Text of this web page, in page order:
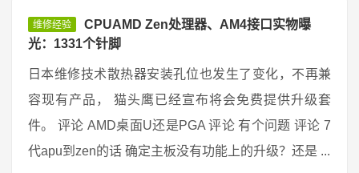
维修经验
CPUAMD Zen处理器、AM4接口实物曝
光：1331个针脚
日本维修技术散热器安装孔位也发生了变化，不再兼
容现有产品， 猫头鹰已经宣布将会免费提供升级套
件。 评论 AMD桌面U还是PGA 评论 有个问题 评论 7
代apu到zen的话 确定主板没有功能上的升级？还是 ...